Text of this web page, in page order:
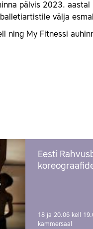
pälvis 2023. aastal
välja
ning My Fitnessi
Eesti
18 ja 20.06 kell
kammersaal